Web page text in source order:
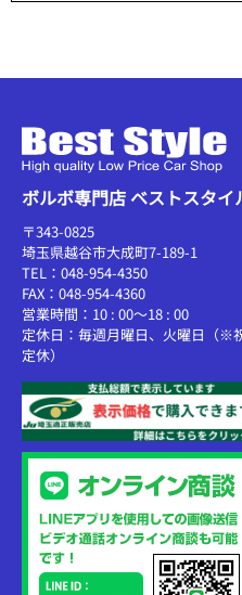
ボルボ専門店 ベストスタイ
〒343-0825
埼玉県越谷市大成町7-189-1
TEL：048-954-4350
FAX：048-954-4360
営業時間：10 : 00～18 : 00
定休日：毎週月曜日、火曜日（※
定休）